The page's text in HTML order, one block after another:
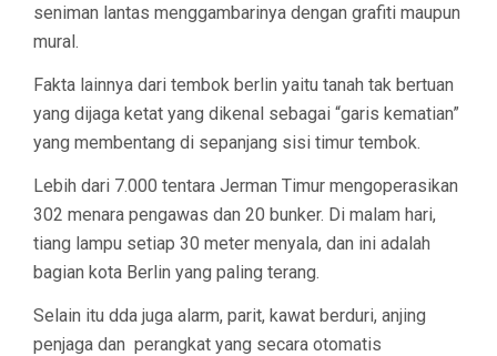
seniman lantas menggambarinya dengan grafiti maupun
mural.
Fakta lainnya dari tembok berlin yaitu tanah tak bertuan
yang dijaga ketat yang dikenal sebagai “garis kematian”
yang membentang di sepanjang sisi timur tembok.
Lebih dari 7.000 tentara Jerman Timur mengoperasikan
302 menara pengawas dan 20 bunker. Di malam hari,
tiang lampu setiap 30 meter menyala, dan ini adalah
bagian kota Berlin yang paling terang.
Selain itu dda juga alarm, parit, kawat berduri, anjing
penjaga dan perangkat yang secara otomatis